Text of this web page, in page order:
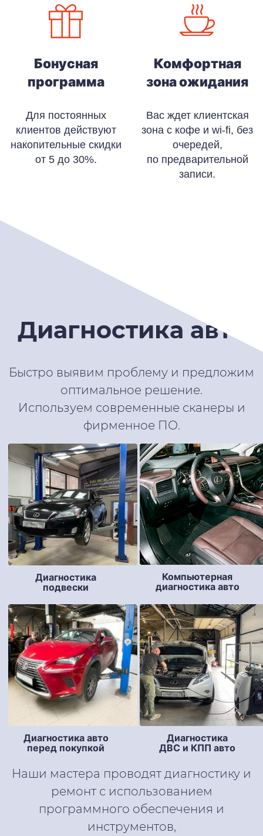
Бонусная
программа
Для постоянных
клиентов действуют
накопительные скидки
от 5 до 30%.
Комфортная
зона ожидания
Вас ждет клиентская
зона с кофе и wi-fi, без
очередей,
по предварительной
записи.
Диагностика авто
Быстро выявим проблему и предложим
оптимальное решение.
Используем современные сканеры и
фирменное ПО.
Диагностика
подвески
Компьютерная
диагностика авто
Диагностика авто
перед покупкой
Диагностика
ДВС и КПП авто
Наши мастера проводят диагностику и
ремонт с использованием
программного обеспечения и
инструментов,